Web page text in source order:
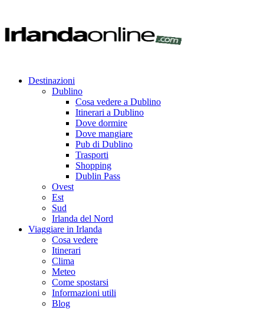
Destinazioni
Dublino
Cosa vedere a Dublino
Itinerari a Dublino
Dove dormire
Dove mangiare
Pub di Dublino
Trasporti
Shopping
Dublin Pass
Ovest
Est
Sud
Irlanda del Nord
Viaggiare in Irlanda
Cosa vedere
Itinerari
Clima
Meteo
Come spostarsi
Informazioni utili
Blog